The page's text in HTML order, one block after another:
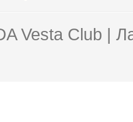
Vesta Club |